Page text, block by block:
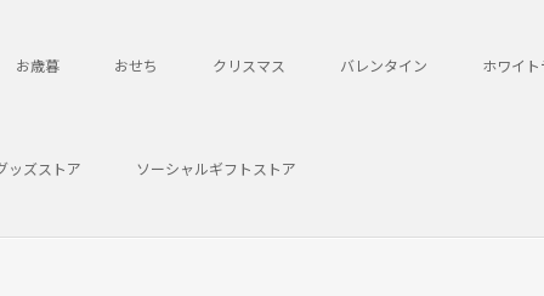
お歳暮 おせち クリスマス バレンタイン ホワイ
ッズストア ソーシャルギフトストア